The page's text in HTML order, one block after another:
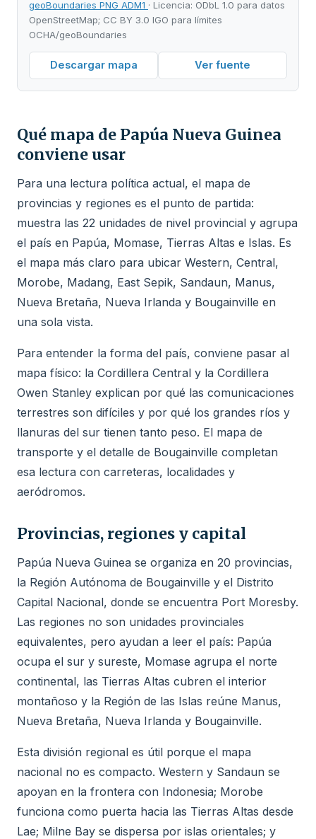
geoBoundaries PNG ADM1 · Licencia: ODbL 1.0 para datos
OpenStreetMap; CC BY 3.0 IGO para límites
OCHA/geoBoundaries
Descargar mapa Ver fuente
Qué mapa de Papúa Nueva Guinea
conviene usar
Para una lectura política actual, el mapa de
provincias y regiones es el punto de partida:
muestra las 22 unidades de nivel provincial y agrupa
el país en Papúa, Momase, Tierras Altas e Islas. Es
el mapa más claro para ubicar Western, Central,
Morobe, Madang, East Sepik, Sandaun, Manus,
Nueva Bretaña, Nueva Irlanda y Bougainville en
una sola vista.
Para entender la forma del país, conviene pasar al
mapa físico: la Cordillera Central y la Cordillera
Owen Stanley explican por qué las comunicaciones
terrestres son difíciles y por qué los grandes ríos y
llanuras del sur tienen tanto peso. El mapa de
transporte y el detalle de Bougainville completan
esa lectura con carreteras, localidades y
aeródromos.
Provincias, regiones y capital
Papúa Nueva Guinea se organiza en 20 provincias,
la Región Autónoma de Bougainville y el Distrito
Capital Nacional, donde se encuentra Port Moresby.
Las regiones no son unidades provinciales
equivalentes, pero ayudan a leer el país: Papúa
ocupa el sur y sureste, Momase agrupa el norte
continental, las Tierras Altas cubren el interior
montañoso y la Región de las Islas reúne Manus,
Nueva Bretaña, Nueva Irlanda y Bougainville.
Esta división regional es útil porque el mapa
nacional no es compacto. Western y Sandaun se
apoyan en la frontera con Indonesia; Morobe
funciona como puerta hacia las Tierras Altas desde
Lae; Milne Bay se dispersa por islas orientales; y